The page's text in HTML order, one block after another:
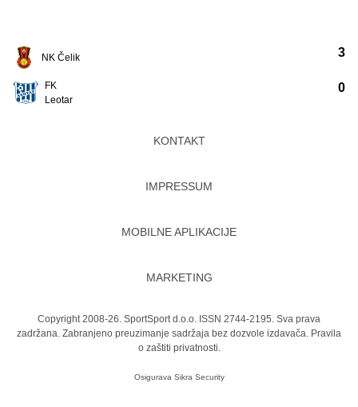
NK Čelik
FK
Leotar
3
0
KONTAKT
IMPRESSUM
MOBILNE APLIKACIJE
MARKETING
Copyright 2008-26. SportSport d.o.o. ISSN 2744-2195. Sva prava
zadržana. Zabranjeno preuzimanje sadržaja bez dozvole izdavača. Pravila
o zaštiti privatnosti.
Osigurava Sikra Security